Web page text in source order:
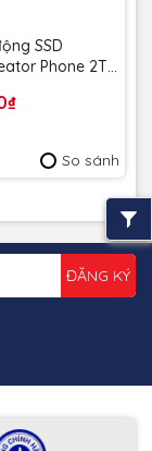
SSD
Phone 2TB
2T00-G25 màu
5 năm
So sánh
ĐĂNG KÝ